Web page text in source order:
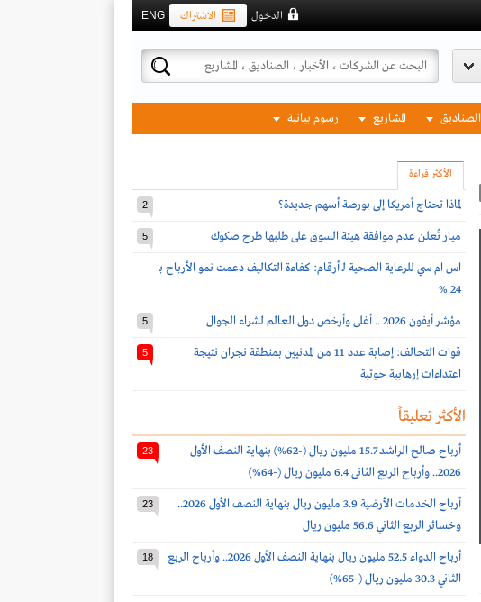
ENG الاشتراك الدخول
الصناديق المشاريع رسوم بيانية
الأكثر قراءة
لماذا تحتاج أمريكا إلى بورصة أسهم جديدة؟ 2
ميار تُعلن عدم موافقة هيئة السوق على طلبها طرح صكوك 5
اس ام سي للرعاية الصحية لـ أرقام: كفاءة التكاليف دعمت نمو الأرباح بـ
24 %
مؤشر أيفون 2026 .. أغلى وأرخص دول العالم لشراء الجوال 5
قوات التحالف: إصابة عدد 11 من المدنيين بمنطقة نجران نتيجة
اعتداءات إرهابية حوثية
5
الأكثر تعليقاً
أرباح صالح الراشد 15.7 مليون ريال (-62%) بنهاية النصف الأول
2026.. وأرباح الربع الثانى 6.4 مليون ريال (-64%)
23
أرباح الخدمات الأرضية 3.9 مليون ريال بنهاية النصف الأول 2026..
وخسائر الربع الثاني 56.6 مليون ريال
23
أرباح الدواء 52.5 مليون ريال بنهاية النصف الأول 2026.. وأرباح الربع
الثاني 30.3 مليون ريال (-65%)
18